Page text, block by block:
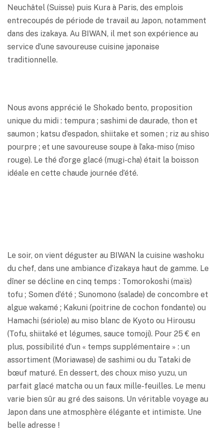
Neuchâtel (Suisse) puis Kura à Paris, des emplois
entrecoupés de période de travail au Japon, notamment
dans des izakaya. Au BIWAN, il met son expérience au
service d’une savoureuse cuisine japonaise
traditionnelle.
Nous avons apprécié le Shokado bento, proposition
unique du midi : tempura ; sashimi de daurade, thon et
saumon ; katsu d’espadon, shiitake et somen ; riz au shiso
pourpre ; et une savoureuse soupe à l’aka-miso (miso
rouge). Le thé d’orge glacé (mugi-cha) était la boisson
idéale en cette chaude journée d’été.
Le soir, on vient déguster au BIWAN la cuisine washoku
du chef, dans une ambiance d’izakaya haut de gamme. Le
dîner se décline en cinq temps : Tomorokoshi (maïs)
tofu ; Somen d’été ; Sunomono (salade) de concombre et
algue wakamé ; Kakuni (poitrine de cochon fondante) ou
Hamachi (sériole) au miso blanc de Kyoto ou Hirousu
(Tofu, shiitaké et légumes, sauce tomoji). Pour 25 € en
plus, possibilité d’un « temps supplémentaire » : un
assortiment (Moriawase) de sashimi ou du Tataki de
bœuf maturé. En dessert, des choux miso yuzu, un
parfait glacé matcha ou un faux mille-feuilles. Le menu
varie bien sûr au gré des saisons. Un véritable voyage au
Japon dans une atmosphère élégante et intimiste. Une
belle adresse !